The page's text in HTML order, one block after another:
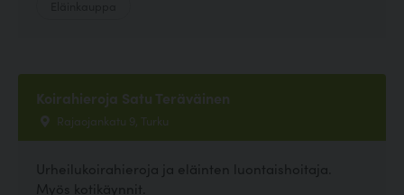
Koirahieroja Satu Teräväinen
Rajaojankatu 9, Turku
Urheilukoirahieroja ja eläinten luontaishoitaja.
Myös kotikäynnit.